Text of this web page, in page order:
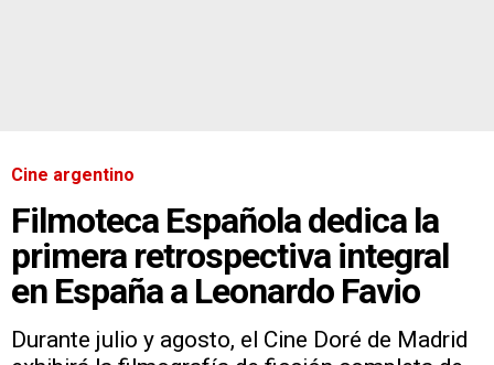
Cine argentino
Filmoteca Española dedica la
primera retrospectiva integral
en España a Leonardo Favio
Durante julio y agosto, el Cine Doré de Madrid